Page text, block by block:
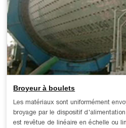
Broyeur à boulets
Les matériaux sont uniformément
broyage par le dispositif
est revêtue de linéaire en échelle ou